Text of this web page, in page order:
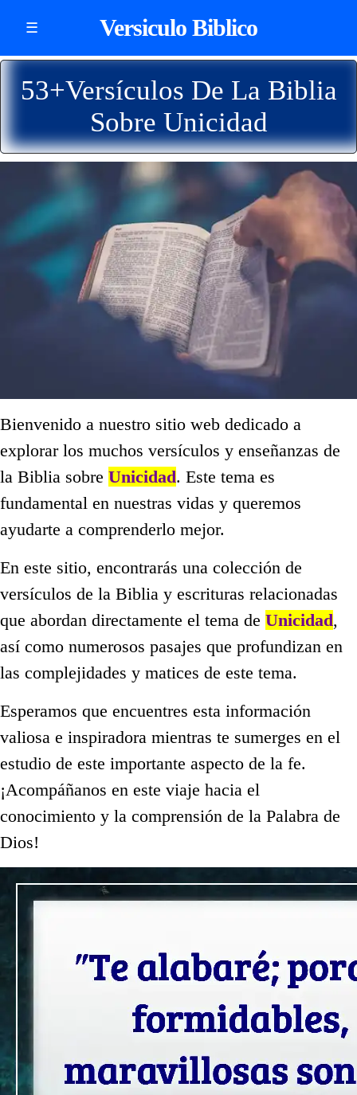
☰ Versiculo Biblico
53+Versículos De La Biblia
Sobre Unicidad
Bienvenido a nuestro sitio web dedicado a
explorar los muchos versículos y enseñanzas de
la Biblia sobre Unicidad. Este tema es
fundamental en nuestras vidas y queremos
ayudarte a comprenderlo mejor.
En este sitio, encontrarás una colección de
versículos de la Biblia y escrituras relacionadas
que abordan directamente el tema de Unicidad,
así como numerosos pasajes que profundizan en
las complejidades y matices de este tema.
Esperamos que encuentres esta información
valiosa e inspiradora mientras te sumerges en el
estudio de este importante aspecto de la fe.
¡Acompáñanos en este viaje hacia el
conocimiento y la comprensión de la Palabra de
Dios!